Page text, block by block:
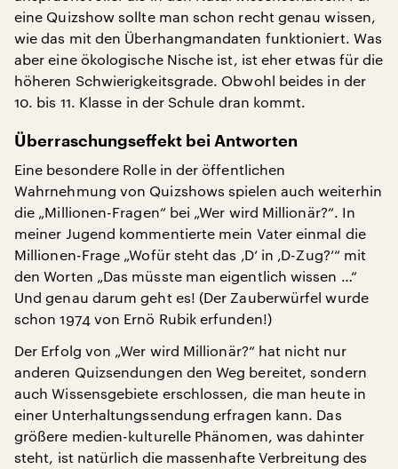
eine Quizshow sollte man schon recht genau wissen,
wie das mit den Überhangmandaten funktioniert. Was
aber eine ökologische Nische ist, ist eher etwas für die
höheren Schwierigkeitsgrade. Obwohl beides in der
10. bis 11. Klasse in der Schule dran kommt.
Überraschungseffekt bei Antworten
Eine besondere Rolle in der öffentlichen
Wahrnehmung von Quizshows spielen auch weiterhin
die „Millionen-Fragen“ bei „Wer wird Millionär?“. In
meiner Jugend kommentierte mein Vater einmal die
Millionen-Frage „Wofür steht das ‚D‘ in ‚D-Zug?‘“ mit
den Worten „Das müsste man eigentlich wissen …“
Und genau darum geht es! (Der Zauberwürfel wurde
schon 1974 von Ernö Rubik erfunden!)
Der Erfolg von „Wer wird Millionär?“ hat nicht nur
anderen Quizsendungen den Weg bereitet, sondern
auch Wissensgebiete erschlossen, die man heute in
einer Unterhaltungssendung erfragen kann. Das
größere medien-kulturelle Phänomen, was dahinter
steht, ist natürlich die massenhafte Verbreitung des